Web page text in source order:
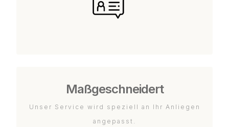
Maßgeschneidert
Unser Service wird speziell an Ihr Anliegen
angepasst.